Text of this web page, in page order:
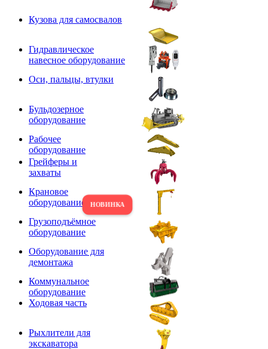
Кузова для самосвалов
Гидравлическое
навесное оборудование
Оси, пальцы, втулки
Бульдозерное
оборудование
Рабочее
оборудование
Грейферы и
захваты
Крановое
оборудование
Грузоподъёмное
оборудование
Оборудование для
демонтажа
Коммунальное
оборудование
Ходовая часть
Рыхлители для
экскаватора